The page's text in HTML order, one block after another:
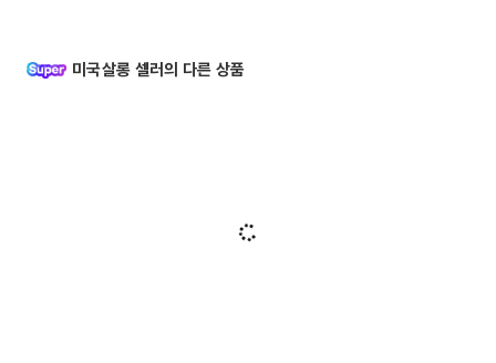
미국살롱 셀러의 다른 상품